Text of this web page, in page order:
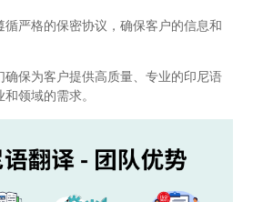
循严格的保密协议，确保客户的信息和
确保为客户提供高质量、专业的印尼语
领域的需求。